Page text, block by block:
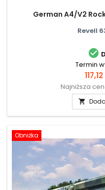
German A4/V2
Revell

Termin
Cena
117,12
Najniższa

Obniżka